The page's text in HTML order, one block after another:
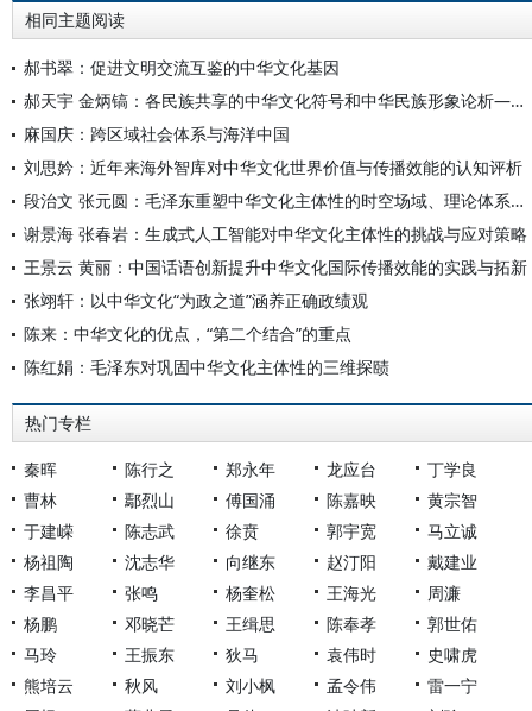
相同主题阅读
郝书翠：促进文明交流互鉴的中华文化基因
郝天宇 金炳镐：各民族共享的中华文化符号和中华民族形象论析——以人民币为视角
麻国庆：跨区域社会体系与海洋中国
刘思妗：近年来海外智库对中华文化世界价值与传播效能的认知评析
段治文 张元圆：毛泽东重塑中华文化主体性的时空场域、理论体系及重要启示
谢景海 张春岩：生成式人工智能对中华文化主体性的挑战与应对策略
王景云 黄丽：中国话语创新提升中华文化国际传播效能的实践与拓新
张翊轩：以中华文化“为政之道”涵养正确政绩观
陈来：中华文化的优点，“第二个结合”的重点
陈红娟：毛泽东对巩固中华文化主体性的三维探赜
热门专栏
秦晖 陈行之 郑永年 龙应台
丁学良
曹林
鄢烈山 傅国涌 陈嘉映
黄宗智
于建嵘
陈志武 徐贲 郭宇宽
马立诚
杨祖陶
沈志华 向继东 赵汀阳
戴建业
李昌平
张鸣 杨奎松 王海光
周濂
杨鹏
邓晓芒 王缉思 陈奉孝
郭世佑
马玲
王振东 狄马 袁伟时
史啸虎
熊培云
秋风 刘小枫 孟令伟
雷一宁